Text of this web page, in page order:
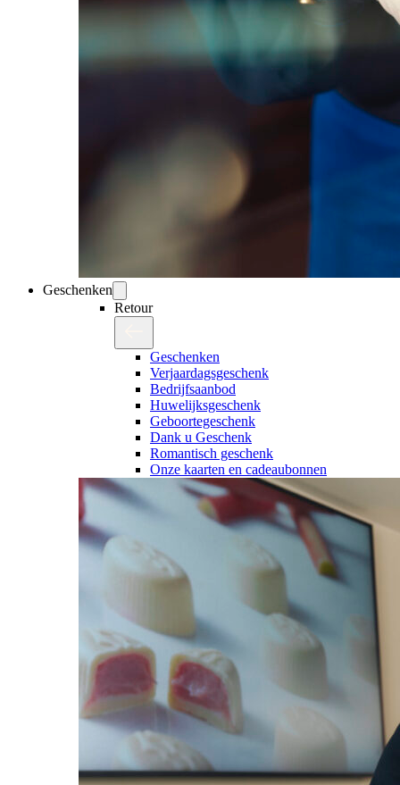
Geschenken
Retour
Geschenken
Verjaardagsgeschenk
Bedrijfsaanbod
Huwelijksgeschenk
Geboortegeschenk
Dank u Geschenk
Romantisch geschenk
Onze kaarten en cadeaubonnen